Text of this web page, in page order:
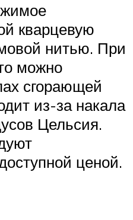
кварцевую
нитью. При
можно
сгорающей
из-за накала
Цельсия.
ценой.